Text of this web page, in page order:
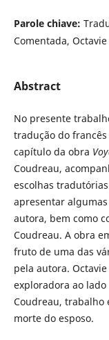
Parole chiave:
Comentada,
Abstract
No presente
tradução do
capítulo da obra
Coudreau,
escolhas
apresentar
autora, bem como
Coudreau. A obra
fruto de uma das
pela autora.
exploradora ao
Coudreau, trabalho
morte do esposo.